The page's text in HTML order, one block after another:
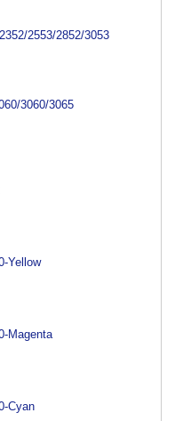
2553/2852/3053
3060/3065
Yellow
Magenta
Cyan